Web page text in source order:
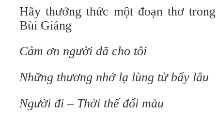
Hãy thưởng thức một đoạn thơ
Bùi Giáng
Cảm ơn người đã cho tôi
Những thương nhớ lạ lùng từ bấy lâu
Người đi – Thời thế đổi màu